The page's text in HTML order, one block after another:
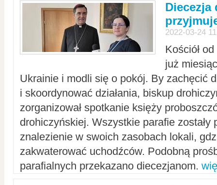
Diecezja
2022-03-24
Kościół
już
Ukrainie i modli się o pokój. By zachęcić
i skoordynować działania, biskup
zorganizował spotkanie księży
drohiczyńskiej. Wszystkie parafie zostały
znalezienie w swoich zasobach lokali,
zakwaterować uchodźców. Podobną
parafialnych przekazano diecezjanom.